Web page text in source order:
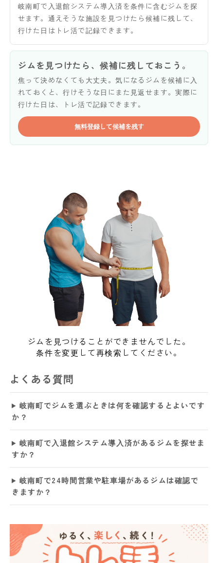
岐南町で入退館システム導入済を条件に含むジムを探
せます。通えそうな施設を見つけたら候補に残して、
行けた日はトレ活で記録できます。
ジムを見つけたら、候補に残しておこう。
焦って決めなくても大丈夫。気になるジムを候補に入
れておくと、行けそうな日にまた見返せます。実際に
行けた日は、トレ活で記録できます。
無料登録して候補を残す
ジムを見つけることができませんでした。
条件を変更して再検索してください。
よくある質問
岐南町でジムを選ぶときは何を確認するとよいです
か？
岐南町で入退館システム導入済があるジムを探せま
すか？
岐南町で24時間営業や駐車場があるジムは確認で
きますか？